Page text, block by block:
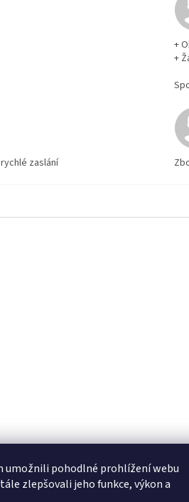
umožnili pohodlné prohlížení webu
zlepšovali jeho funkce, výkon a
je 5 z 5 hvězdiček.
+
+
je 5 z 5 hvězdiček.
zaslání